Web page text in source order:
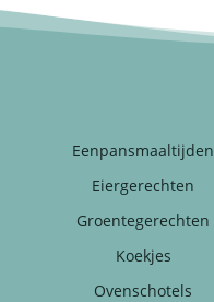
Eenpansmaaltijden
Eiergerechten
Groentegerechten
Koekjes
Ovenschotels